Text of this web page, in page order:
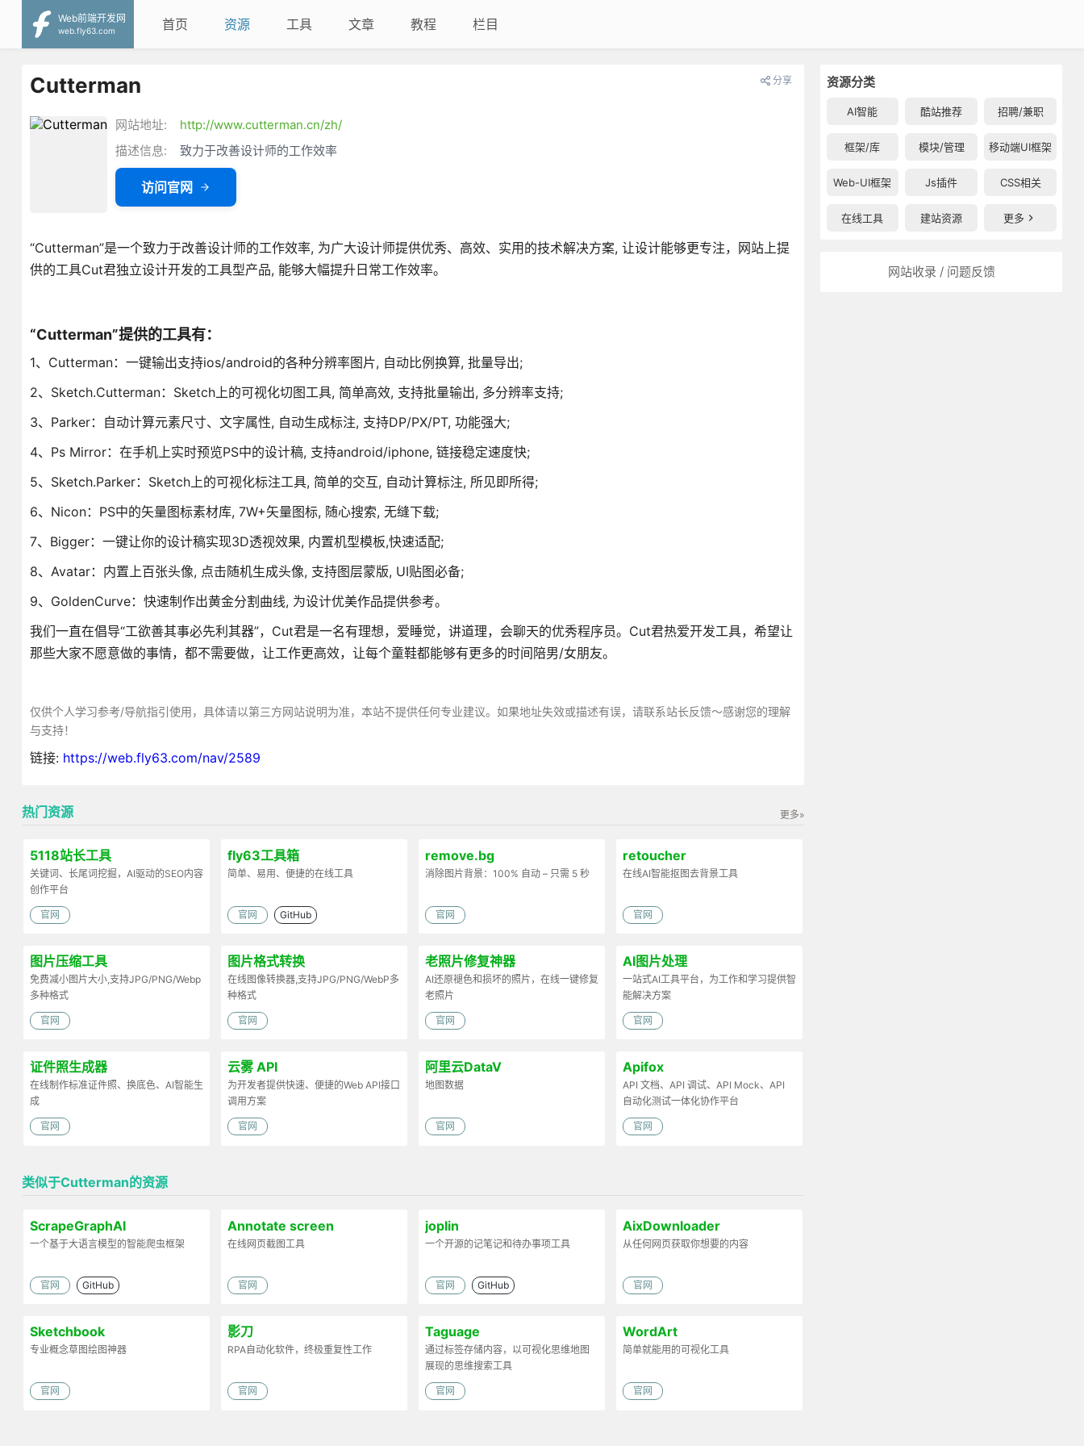
Web前端开发网
web.fly63.com
首页 资源 工具 文章 教程 栏目
资源分类
AI智能 酷站推荐 招聘/兼职
框架/库 模块/管理 移动端UI框架
Web-UI框架 Js插件 CSS相关
在线工具 建站资源 更多
网站收录 / 问题反馈
Cutterman 分享
网站地址:
http://www.cutterman.cn/zh/
描述信息:
致力于改善设计师的工作效率
访问官网
“Cutterman”是一个致力于改善设计师的工作效率, 为广大设计师提供优秀、高效、实用的技术解决方案, 让设计能够更专注，网站上提
供的工具Cut君独立设计开发的工具型产品, 能够大幅提升日常工作效率。
“Cutterman”提供的工具有：
1、Cutterman：一键输出支持ios/android的各种分辨率图片, 自动比例换算, 批量导出;
2、Sketch.Cutterman：Sketch上的可视化切图工具, 简单高效, 支持批量输出, 多分辨率支持;
3、Parker：自动计算元素尺寸、文字属性, 自动生成标注, 支持DP/PX/PT, 功能强大;
4、Ps Mirror：在手机上实时预览PS中的设计稿, 支持android/iphone, 链接稳定速度快;
5、Sketch.Parker：Sketch上的可视化标注工具, 简单的交互, 自动计算标注, 所见即所得;
6、Nicon：PS中的矢量图标素材库, 7W+矢量图标, 随心搜索, 无缝下载;
7、Bigger：一键让你的设计稿实现3D透视效果, 内置机型模板,快速适配;
8、Avatar：内置上百张头像, 点击随机生成头像, 支持图层蒙版, UI贴图必备;
9、GoldenCurve：快速制作出黄金分割曲线, 为设计优美作品提供参考。
我们一直在倡导“工欲善其事必先利其器”，Cut君是一名有理想，爱睡觉，讲道理，会聊天的优秀程序员。Cut君热爱开发工具，希望让
那些大家不愿意做的事情，都不需要做，让工作更高效，让每个童鞋都能够有更多的时间陪男/女朋友。
仅供个人学习参考/导航指引使用，具体请以第三方网站说明为准，本站不提供任何专业建议。如果地址失效或描述有误，请联系站长反馈～感谢您的理解
与支持！
链接: https://web.fly63.com/nav/2589
更多»
热门资源
5118站长工具
关键词、长尾词挖掘，AI驱动的SEO内容
创作平台
官网
fly63工具箱
简单、易用、便捷的在线工具
官网 GitHub
remove.bg
消除图片背景：100% 自动 – 只需 5 秒
官网
retoucher
在线AI智能抠图去背景工具
官网
图片压缩工具
免费减小图片大小,支持JPG/PNG/Webp
多种格式
官网
图片格式转换
在线图像转换器,支持JPG/PNG/WebP多
种格式
官网
老照片修复神器
AI还原褪色和损坏的照片，在线一键修复
老照片
官网
AI图片处理
一站式AI工具平台，为工作和学习提供智
能解决方案
官网
证件照生成器
在线制作标准证件照、换底色、AI智能生
成
官网
云雾 API
为开发者提供快速、便捷的Web API接口
调用方案
官网
阿里云DataV
地图数据
官网
Apifox
API 文档、API 调试、API Mock、API
自动化测试一体化协作平台
官网
类似于Cutterman的资源
ScrapeGraphAI
一个基于大语言模型的智能爬虫框架
官网 GitHub
Annotate screen
在线网页截图工具
官网
joplin
一个开源的记笔记和待办事项工具
官网 GitHub
AixDownloader
从任何网页获取你想要的内容
官网
Sketchbook
专业概念草图绘图神器
官网
影刀
RPA自动化软件，终极重复性工作
官网
Taguage
通过标签存储内容，以可视化思维地图
展现的思维搜索工具
官网
WordArt
简单就能用的可视化工具
官网